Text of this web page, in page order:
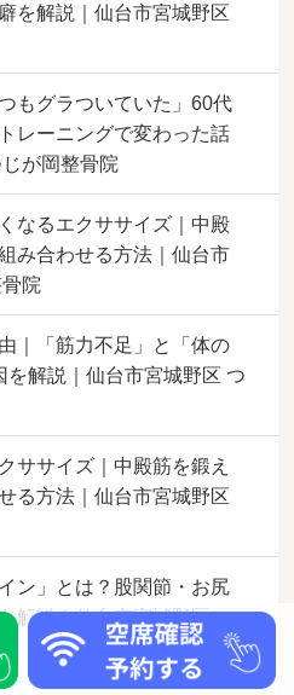
を解説｜仙台市宮城野区
もグラついていた」60代
レーニングで変わった話
じが岡整骨院
なるエクササイズ｜中殿
み合わせる方法｜仙台市
院
｜「筋力不足」と「体の
解説｜仙台市宮城野区 つ
ササイズ｜中殿筋を鍛え
る方法｜仙台市宮城野区
ン」とは？股関節・お尻
解説｜仙台市宮城野区 つ